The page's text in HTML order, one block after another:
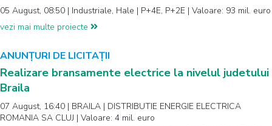
05 August, 08:50 | Industriale, Hale | P+4E, P+2E | Valoare: 93 mil. euro
vezi mai multe proiecte
ANUNȚURI DE LICITAȚII
Realizare bransamente electrice la nivelul judetului
Braila
07 August, 16:40 | BRAILA | DISTRIBUTIE ENERGIE ELECTRICA
ROMANIA SA CLUJ | Valoare: 4 mil. euro